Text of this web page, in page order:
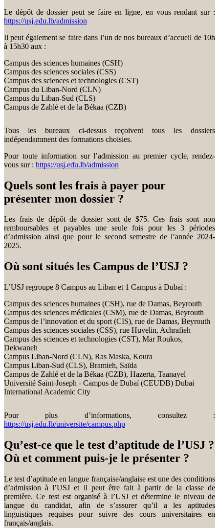
Le dépôt de dossier peut se faire en ligne, en vous rendant sur :
https://usj.edu.lb/admission
Il peut également se faire dans l’un de nos bureaux d’accueil de 10h
à 15h30 aux :
Campus des sciences humaines (CSH)
Campus des sciences sociales (CSS)
Campus des sciences et technologies (CST)
Campus du Liban-Nord (CLN)
Campus du Liban-Sud (CLS)
Campus de Zahlé et de la Békaa (CZB)
Tous les bureaux ci-dessus reçoivent tous les dossiers
indépendamment des formations choisies.
Pour toute information sur l’admission au premier cycle, rendez-
vous sur : https://usj.edu.lb/admission
Quels sont les frais à payer pour
présenter mon dossier ?
Les frais de dépôt de dossier sont de $75. Ces frais sont non
remboursables et payables une seule fois pour les 3 périodes
d’admission ainsi que pour le second semestre de l’année 2024-
2025.
Où sont situés les Campus de l’USJ ?
L’USJ regroupe 8 Campus au Liban et 1 Campus à Dubaï :
Campus des sciences humaines (CSH), rue de Damas, Beyrouth
Campus des sciences médicales (CSM), rue de Damas, Beyrouth
Campus de l’innovation et du sport (CIS), rue de Damas, Beyrouth
Campus des sciences sociales (CSS), rue Huvelin, Achrafieh
Campus des sciences et technologies (CST), Mar Roukos,
Dekwaneh
Campus Liban-Nord (CLN), Ras Maska, Koura
Campus Liban-Sud (CLS), Bramieh, Saïda
Campus de Zahlé et de la Békaa (CZB), Hazerta, Taanayel
Université Saint-Joseph - Campus de Dubaï (CEUDB) Dubai
International Academic City
Pour plus d’informations, consultez :
https://usj.edu.lb/universite/campus.php
Qu’est-ce que le test d’aptitude de l’USJ ?
Où et comment puis-je le présenter ?
Le test d’aptitude en langue française/anglaise est une des conditions
d’admission à l’USJ et il peut être fait à partir de la classe de
première. Ce test est organisé à l’USJ et détermine le niveau de
langue du candidat, afin de s’assurer qu’il a les aptitudes
linguistiques requises pour suivre des cours universitaires en
français/anglais.